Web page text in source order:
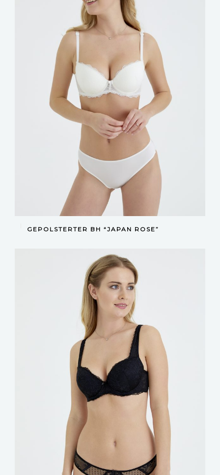
GEPOLSTERTER BH “JAPAN ROSE”